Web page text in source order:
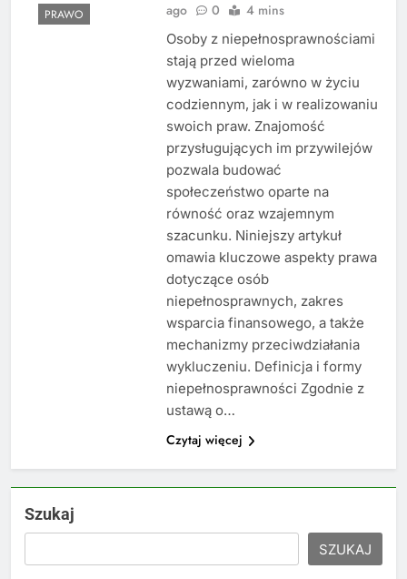
PRAWO
ago
0 4 mins
Osoby z niepełnosprawnościami
stają przed wieloma
wyzwaniami, zarówno w życiu
codziennym, jak i w realizowaniu
swoich praw. Znajomość
przysługujących im przywilejów
pozwala budować
społeczeństwo oparte na
równość oraz wzajemnym
szacunku. Niniejszy artykuł
omawia kluczowe aspekty prawa
dotyczące osób
niepełnosprawnych, zakres
wsparcia finansowego, a także
mechanizmy przeciwdziałania
wykluczeniu. Definicja i formy
niepełnosprawności Zgodnie z
ustawą o…
Czytaj więcej
Szukaj
SZUKAJ